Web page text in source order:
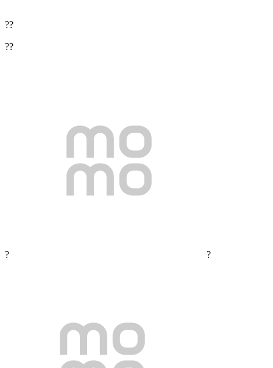
??
??
? ?